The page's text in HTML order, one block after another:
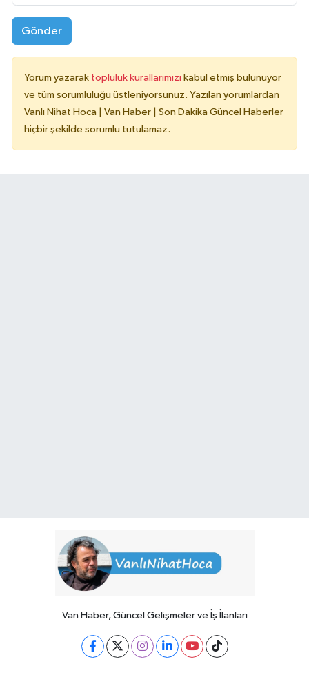
Gönder
Yorum yazarak topluluk kurallarımızı kabul etmiş bulunuyor
ve tüm sorumluluğu üstleniyorsunuz. Yazılan yorumlardan
Vanlı Nihat Hoca | Van Haber | Son Dakika Güncel Haberler
hiçbir şekilde sorumlu tutulamaz.
Van Haber, Güncel Gelişmeler ve İş İlanları